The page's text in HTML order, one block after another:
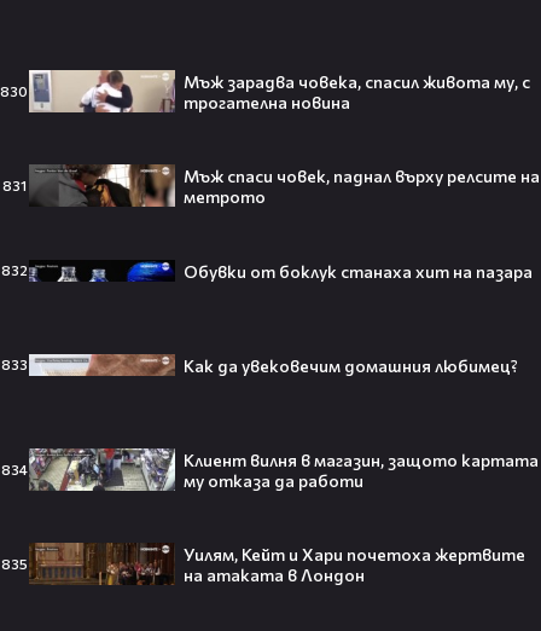
830
Мъж зарадва човека, спасил живота му, с
трогателна новина
831
Мъж спаси човек, паднал върху релсите на
метрото
832 Обувки от боклук станаха хит на пазара
833 Как да увековечим домашния любимец?
834
Клиент вилня в магазин, защото картата
му отказа да работи
835
Уилям, Кейт и Хари почетоха жертвите
на атаката в Лондон
Топ 5 игри, които ще ти дадат
Джъстин Бийбър ще пее на
и BTS!⚽🤩
08:16
ANIVENTURE COMIC CON 2026:
Влязохме в друг свят!